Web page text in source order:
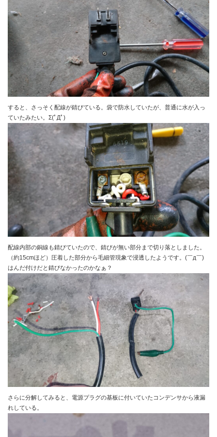
すると、さっそく配線が錆びている。袋で防水していたが、普通に水が入っ
ていたみたい。Σ(ﾟДﾟ)
配線内部の銅線も錆びていたので、錆びが無い部分まで切り落としました。
（約15cmほど）圧着した部分から毛細管現象で浸透したようです。(￣д￣)
はんだ付けだと錆びなかったのかなぁ？
さらに分解してみると、電源プラグの基板に付いていたコンデンサから液漏
れしている。